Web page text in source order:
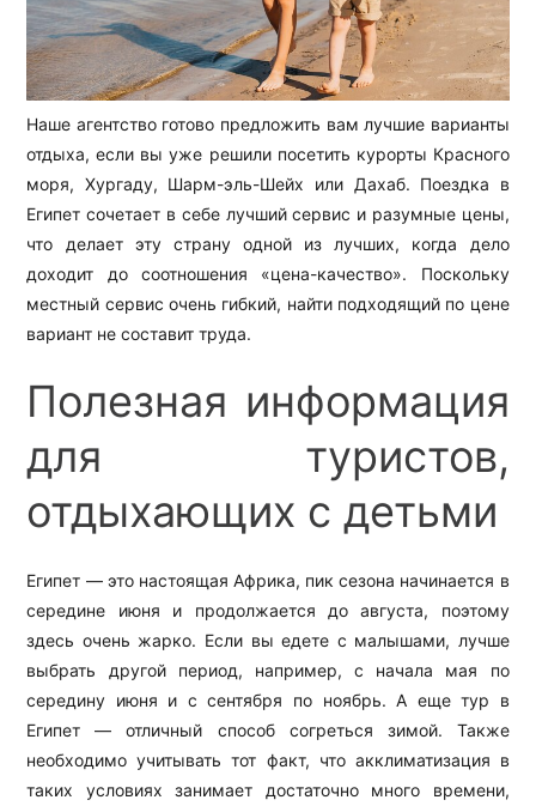
Наше агентство готово предложить вам лучшие варианты
отдыха, если вы уже решили посетить курорты Красного
моря, Хургаду, Шарм-эль-Шейх или Дахаб. Поездка в
Египет сочетает в себе лучший сервис и разумные цены,
что делает эту страну одной из лучших, когда дело
доходит до соотношения «цена-качество». Поскольку
местный сервис очень гибкий, найти подходящий по цене
вариант не составит труда.
Полезная информация
для туристов,
отдыхающих с детьми
Египет — это настоящая Африка, пик сезона начинается в
середине июня и продолжается до августа, поэтому
здесь очень жарко. Если вы едете с малышами, лучше
выбрать другой период, например, с начала мая по
середину июня и с сентября по ноябрь. А еще тур в
Египет — отличный способ согреться зимой. Также
необходимо учитывать тот факт, что акклиматизация в
таких условиях занимает достаточно много времени,